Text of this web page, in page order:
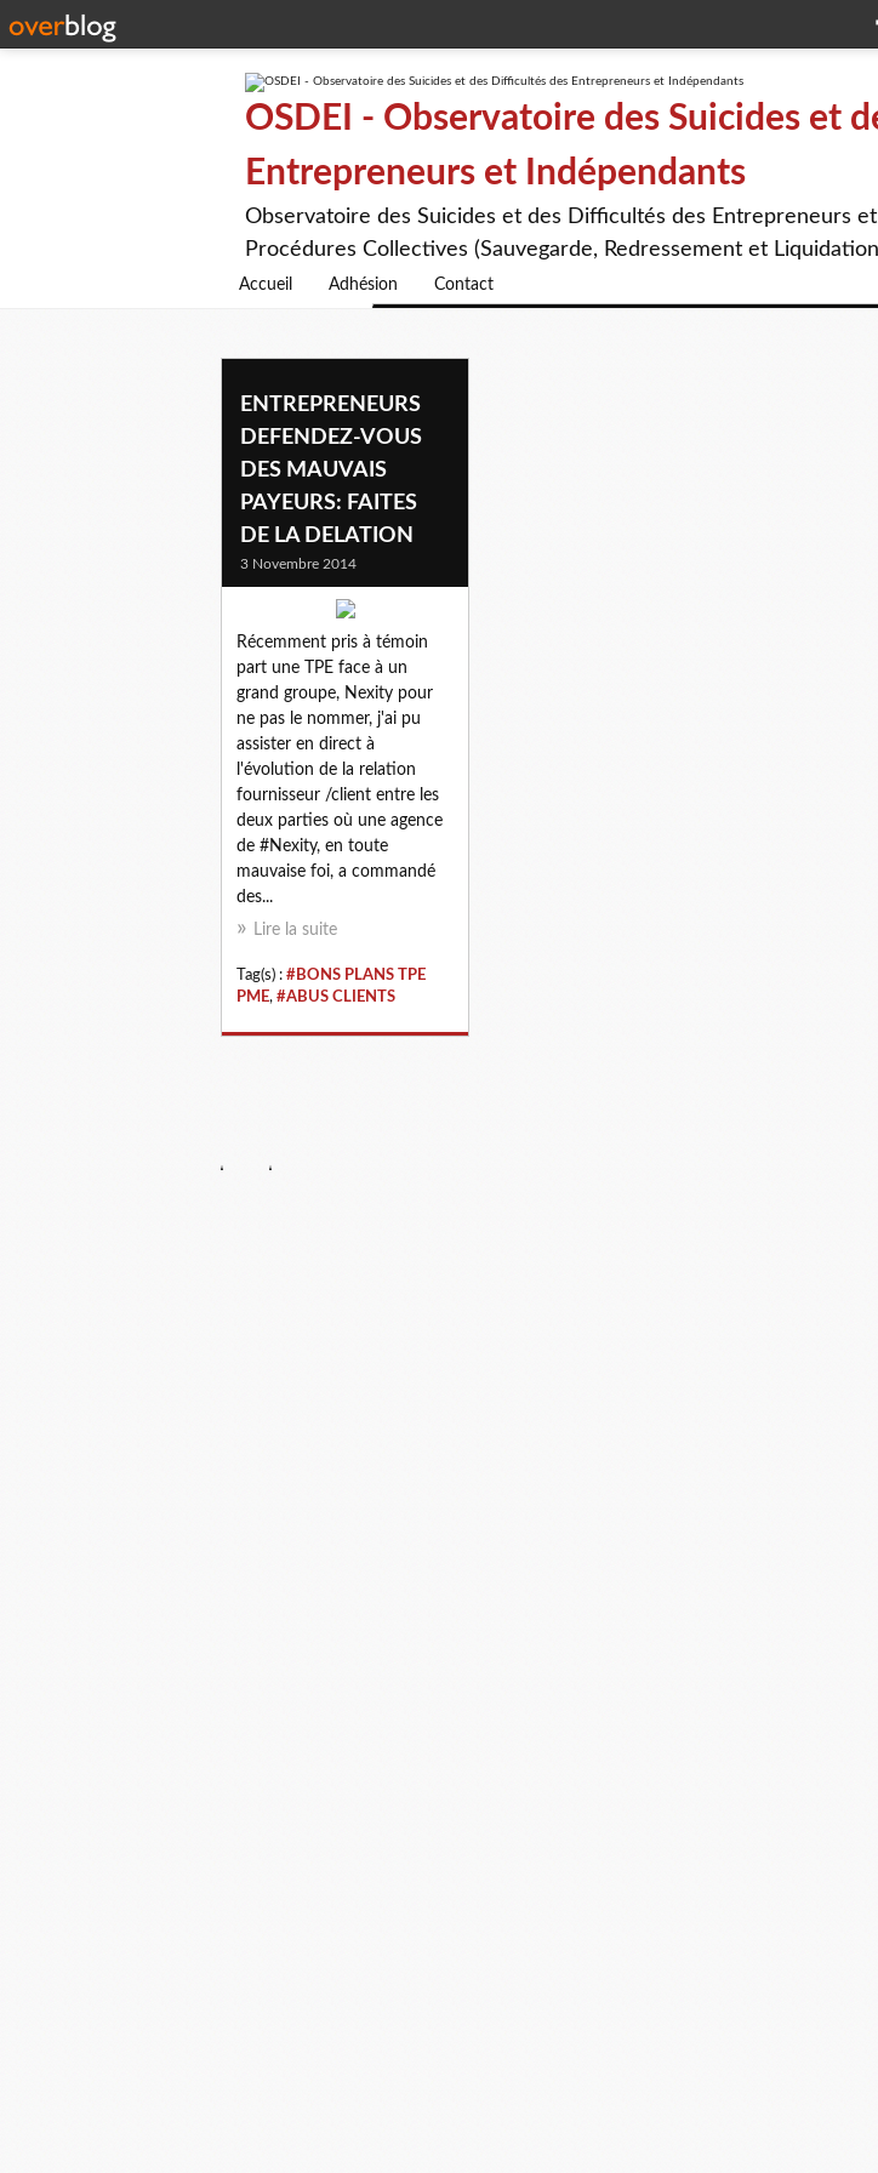
OSDEI - Observatoire des Suicides et
Entrepreneurs et Indépendants
Observatoire des Suicides et des Difficultés des Entrepreneurs
Procédures Collectives (Sauvegarde, Redressement et
Accueil Adhésion Contact
abus clients
ENTREPRENEURS
DEFENDEZ-VOUS
DES MAUVAIS
PAYEURS: FAITES
DE LA DELATION
3 Novembre 2014
Récemment pris à témoin
part une TPE face à un
grand groupe, Nexity pour
ne pas le nommer, j'ai pu
assister en direct à
l'évolution de la relation
fournisseur /client entre les
deux parties où une agence
de #Nexity, en toute
mauvaise foi, a commandé
des...
Lire la suite
Tag(s) : #BONS PLANS TPE
PME, #ABUS CLIENTS